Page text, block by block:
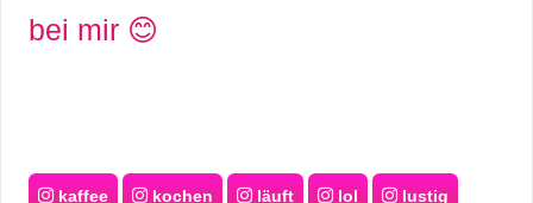
bei mir 😊
kaffee kochen läuft lol lustig